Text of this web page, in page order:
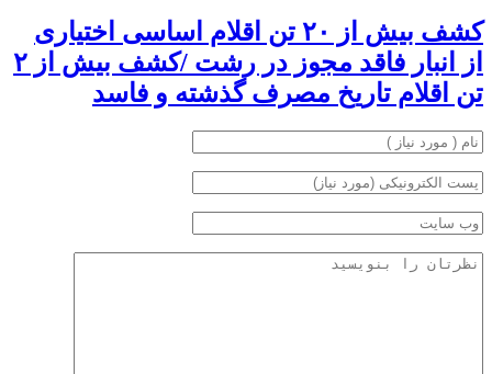
کشف بیش از ۲۰ تن اقلام اساسی اختیاری
از انبار فاقد مجوز در رشت /کشف بیش از ۲
تن اقلام تاریخ مصرف گذشته و فاسد